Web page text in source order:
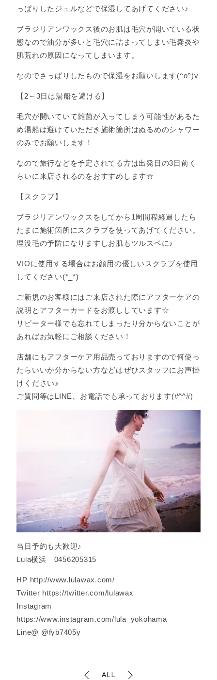
っぱりしたジェルなどで保湿してあげてください♪
ブラジリアンワックス後のお肌は毛穴が開いている状
態なので油分が多いと毛穴に詰まってしまい毛嚢炎や
肌荒れの原因になってしまいます。
なのでさっぱりしたもので保湿をお願いします(^o^)v
【2～3日は湯船を避ける】
毛穴が開いていて雑菌が入ってしまう可能性があるた
め湯船は避けていただき施術箇所はぬるめのシャワー
のみでお願いします！
なので旅行などを予定されてる方は出発日の3日前く
らいに来店されるのをおすすめします☆
【スクラブ】
ブラジリアンワックスをしてから1周間程経過したら
たまに施術箇所にスクラブを使ってあげてください。
埋没毛の予防になりますしお肌もツルスベに♪
VIOに使用する場合はお顔用の優しいスクラブを使用
してください(*_*)
ご新規のお客様にはご来店された際にアフターケアの
説明とアフターカードをお渡ししています☆
リピーター様でも忘れてしまったり分からないことが
あればお気軽にご相談ください！
店舗にもアフターケア用品売っておりますので何使っ
たらいいか分からない方などはぜひスタッフにお声掛
けください♪
ご質問等はLINE、お電話でも承っております(#^^#)
当日予約も大歓迎♪
Lula横浜 0456205315
HP http://www.lulawax.com/
Twitter https://twitter.com/lulawax
Instagram
https://www.instagram.com/lula_yokohama
Line@ @fyb7405y
ALL